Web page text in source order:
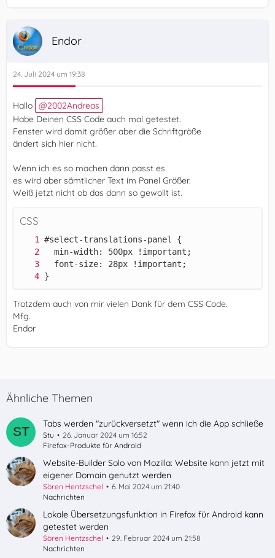
Endor
24. Juli 2024 um 19:38
Hallo 2002Andreas .
Habe Deinen CSS Code auch mal getestet.
Fenster wird damit größer aber die Schriftgröße
ändert sich hier nicht.
Wenn ich es so machen dann passt es
es wird aber sämtlicher Text im Panel Größer.
Weiß jetzt nicht ob das dann so gewollt ist.
CSS
}
Trotzdem auch von mir vielen Dank für dem CSS Code.
Mfg.
Endor
Ähnliche Themen
Tabs werden "zurückversetzt" wenn ich die App schließe
Stu
26. Januar 2024 um 16:52
Firefox-Produkte für Android
Website-Builder Solo von Mozilla: Website kann jetzt mit
eigener Domain genutzt werden
Sören Hentzschel
6. Mai 2024 um 21:40
Nachrichten
Lokale Übersetzungsfunktion in Firefox für Android kann
getestet werden
Sören Hentzschel
29. Februar 2024 um 21:58
Nachrichten